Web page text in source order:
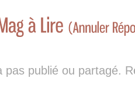
pas publié ou partagé.